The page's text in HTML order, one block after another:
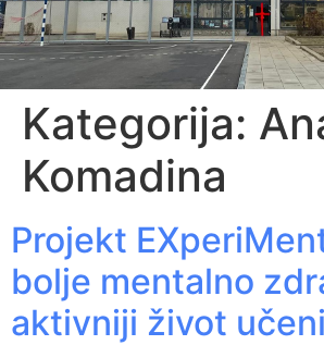
Kategorija:
Komadina
Projekt
bolje mentalno
aktivniji život